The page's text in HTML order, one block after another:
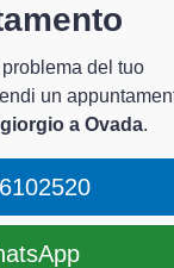
del tuo
un
a Ovada.